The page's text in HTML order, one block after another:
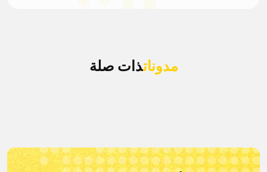
مدوناتذات صلة